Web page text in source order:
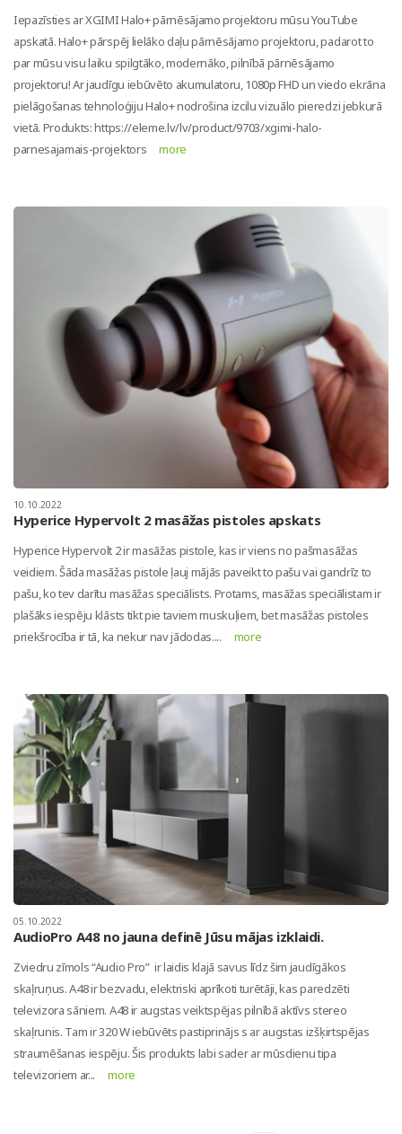
Iepazīsties ar XGIMI Halo+ pārnēsājamo projektoru mūsu YouTube
apskatā. Halo+ pārspēj lielāko daļu pārnēsājamo projektoru, padarot to
par mūsu visu laiku spilgtāko, modernāko, pilnībā pārnēsājamo
projektoru! Ar jaudīgu iebūvēto akumulatoru, 1080p FHD un viedo ekrāna
pielāgošanas tehnoloģiju Halo+ nodrošina izcilu vizuālo pieredzi jebkurā
vietā. Produkts: https://eleme.lv/lv/product/9703/xgimi-halo-
parnesajamais-projektors
more
10.10.2022
Hyperice Hypervolt 2 masāžas pistoles apskats
Hyperice Hypervolt 2 ir masāžas pistole, kas ir viens no pašmasāžas
veidiem. Šāda masāžas pistole ļauj mājās paveikt to pašu vai gandrīz to
pašu, ko tev darītu masāžas speciālists. Protams, masāžas speciālistam ir
plašāks iespēju klāsts tikt pie taviem muskuļiem, bet masāžas pistoles
priekšrocība ir tā, ka nekur nav jādodas....
more
05.10.2022
AudioPro A48 no jauna definē Jūsu mājas izklaidi.
Zviedru zīmols “Audio Pro” ir laidis klajā savus līdz šim jaudīgākos
skaļruņus. A48 ir bezvadu, elektriski aprīkoti turētāji, kas paredzēti
televizora sāniem. A48 ir augstas veiktspējas pilnībā aktīvs stereo
skaļrunis. Tam ir 320 W iebūvēts pastiprinājs s ar augstas izšķirtspējas
straumēšanas iespēju. Šis produkts labi sader ar mūsdienu tipa
televizoriem ar...
more